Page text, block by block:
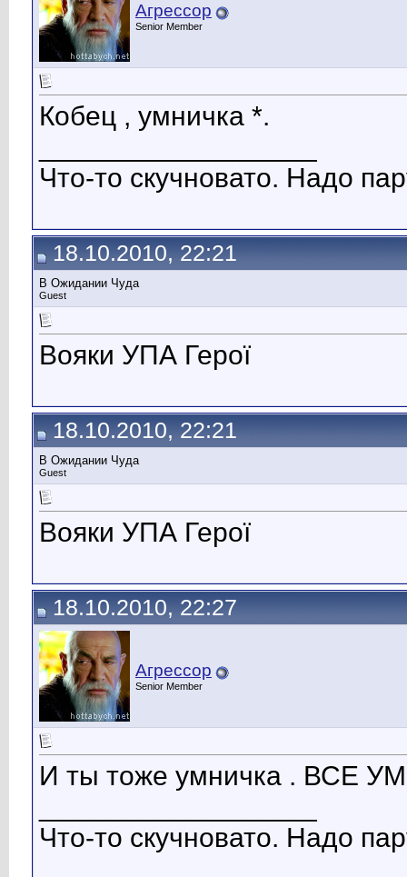
Агрессор
Senior Member
Кобец , умничка *.
Что-то скучновато. Надо
18.10.2010, 22:21
В Ожидании Чуда
Guest
Вояки УПА Герої
18.10.2010, 22:21
В Ожидании Чуда
Guest
Вояки УПА Герої
18.10.2010, 22:27
Агрессор
Senior Member
И ты тоже умничка . ВСЕ
Что-то скучновато. Надо